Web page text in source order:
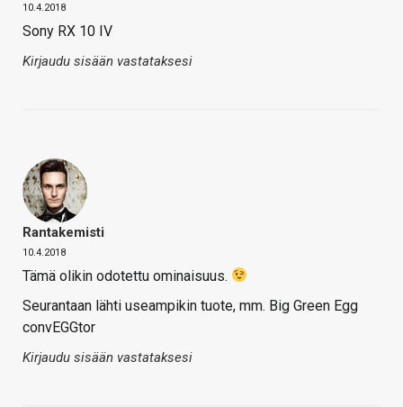
10.4.2018
Sony RX 10 IV
Kirjaudu sisään vastataksesi
Rantakemisti
10.4.2018
Tämä olikin odotettu ominaisuus.
Seurantaan lähti useampikin tuote, mm. Big Green Egg
convEGGtor
Kirjaudu sisään vastataksesi